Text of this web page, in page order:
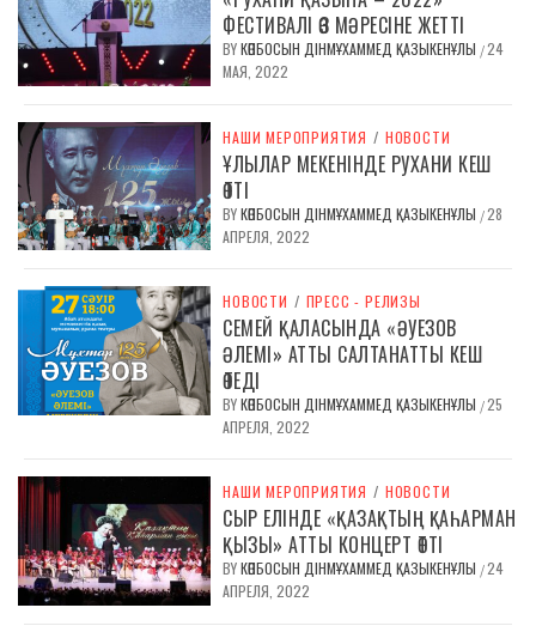
ФЕСТИВАЛІ ӨЗ МӘРЕСІНЕ ЖЕТТІ
BYКӨПБОСЫН ДІНМҰХАММЕД ҚАЗЫКЕНҰЛЫ /24
МАЯ, 2022
НАШИ МЕРОПРИЯТИЯ / НОВОСТИ
ҰЛЫЛАР МЕКЕНІНДЕ РУХАНИ КЕШ
ӨТТІ
BYКӨПБОСЫН ДІНМҰХАММЕД ҚАЗЫКЕНҰЛЫ /28
АПРЕЛЯ, 2022
НОВОСТИ / ПРЕСС - РЕЛИЗЫ
СЕМЕЙ ҚАЛАСЫНДА «ӘУЕЗОВ
ӘЛЕМІ» АТТЫ САЛТАНАТТЫ КЕШ
ӨТЕДІ
BYКӨПБОСЫН ДІНМҰХАММЕД ҚАЗЫКЕНҰЛЫ /25
АПРЕЛЯ, 2022
НАШИ МЕРОПРИЯТИЯ / НОВОСТИ
СЫР ЕЛІНДЕ «ҚАЗАҚТЫҢ ҚАҺАРМАН
ҚЫЗЫ» АТТЫ КОНЦЕРТ ӨТТІ
BYКӨПБОСЫН ДІНМҰХАММЕД ҚАЗЫКЕНҰЛЫ /24
АПРЕЛЯ, 2022